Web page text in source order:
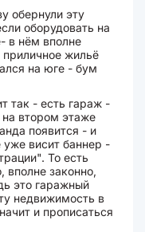
обернули эту
оборудовать на
в нём вполне
жильё
на юге - бум
так - есть гараж -
на втором этаже
появится - и
уже висит баннер -
То есть
вполне законно,
это гаражный
недвижимость в
и прописаться